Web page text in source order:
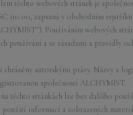
těchto webových stránek je
110 00, zapsaná v obchodním
Používáním webových
používání a se zásadami a pravidly
autorskými právy. Názvy a
společností ALCHYMIST.
těchto stránkách lze bez dalšího
informací a zobrazených